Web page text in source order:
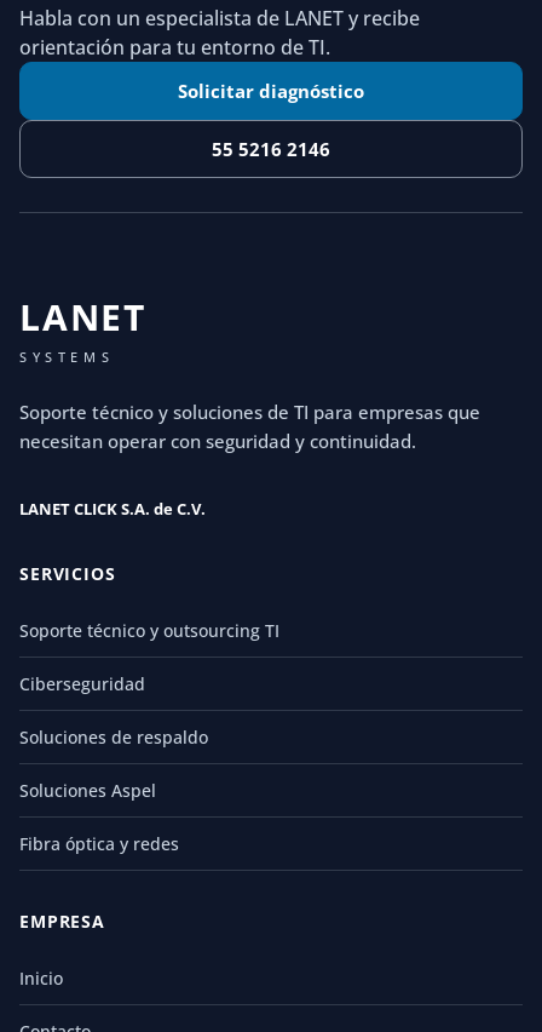
Habla con un especialista de LANET y recibe
orientación para tu entorno de TI.
Solicitar diagnóstico
55 5216 2146
LANET
SYSTEMS
Soporte técnico y soluciones de TI para empresas que
necesitan operar con seguridad y continuidad.
LANET CLICK S.A. de C.V.
SERVICIOS
Soporte técnico y outsourcing TI
Ciberseguridad
Soluciones de respaldo
Soluciones Aspel
Fibra óptica y redes
EMPRESA
Inicio